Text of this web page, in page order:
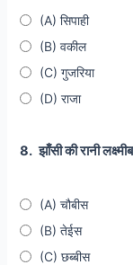
(A) सिपाही
(B) वकील
(C) गुजरिया
(D) राजा
8. झाँसी की रानी
(A) चौबीस
(B) तेईस
(C) छब्बीस